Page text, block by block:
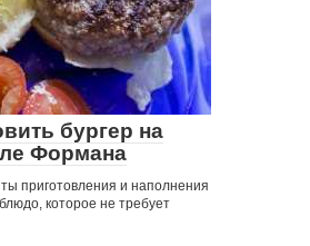
бургер на
Формана
приготовления и наполнения
которое не требует